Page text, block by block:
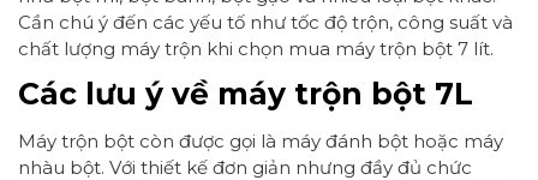
Cần chú ý đến các yếu tố như tốc độ trộn, công suất và
chất lượng máy trộn khi chọn mua máy trộn bột 7 lít.
Các lưu ý về máy trộn bột 7L
Máy trộn bột còn được gọi là máy đánh bột hoặc máy
nhàu bột. Với thiết kế đơn giản nhưng đầy đủ chức